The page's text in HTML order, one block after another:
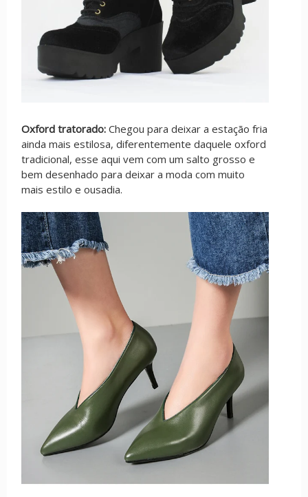
Oxford tratorado: Chegou para deixar a estação fria
ainda mais estilosa, diferentemente daquele oxford
tradicional, esse aqui vem com um salto grosso e
bem desenhado para deixar a moda com muito
mais estilo e ousadia.